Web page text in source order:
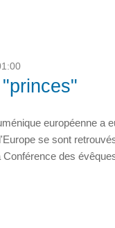
européenne a
se sont
Conférence des